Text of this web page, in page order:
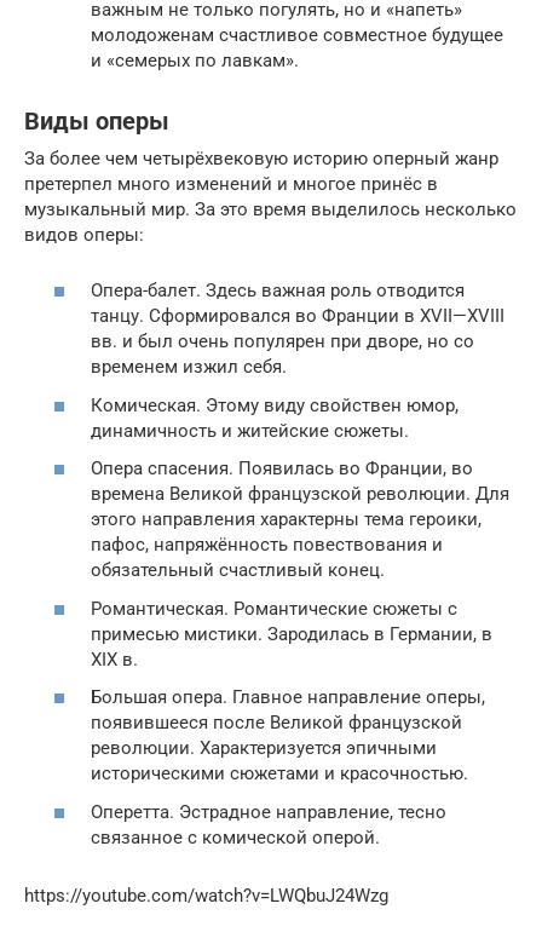
важным не только погулять, но и «напеть»
молодоженам счастливое совместное будущее
и «семерых по лавкам».
Виды оперы
За более чем четырёхвековую историю оперный жанр
претерпел много изменений и многое принёс в
музыкальный мир. За это время выделилось несколько
видов оперы:
Опера-балет. Здесь важная роль отводится
танцу. Сформировался во Франции в XVII—XVIII
вв. и был очень популярен при дворе, но со
временем изжил себя.
Комическая. Этому виду свойствен юмор,
динамичность и житейские сюжеты.
Опера спасения. Появилась во Франции, во
времена Великой французской революции. Для
этого направления характерны тема героики,
пафос, напряжённость повествования и
обязательный счастливый конец.
Романтическая. Романтические сюжеты с
примесью мистики. Зародилась в Германии, в
XIX в.
Большая опера. Главное направление оперы,
появившееся после Великой французской
революции. Характеризуется эпичными
историческими сюжетами и красочностью.
Оперетта. Эстрадное направление, тесно
связанное с комической оперой.
https://youtube.com/watch?v=LWQbuJ24Wzg